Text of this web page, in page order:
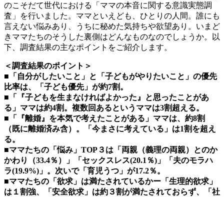
のこそだて世代における「ママの本音に関する意識実態調
査」を行いました。ママといえども、ひとりの人間。誰にも
言えない悩みあり、うちに秘めた気持ちや欲望あり。いまど
きママたちのそうした裏側はどんなものなのでしょうか。以
下、調査結果の主なポイントをご紹介します。
＜調査結果のポイント＞
■「自分がしたいこと」と「子どもがやりたいこと」の優先
比率は、「子ども優先」が約7割。
■「『子どもを生まなければよかった』と思ったことがあ
る」ママは約4割。複数回あるというママは3割超える。
■「『離婚』を本気で考えたことがある」ママは、約8割
（既に離婚済み含）。「今まさに考えている」は1割を超え
る。
■ママたちの「悩み」TOP３は「両親（義理の両親）とのか
かわり（33.4％）」「セックスレス(20.1％)」「夫のモラハ
ラ(19.9%)」。次いで「育児うつ」が17.2％。
■ママたちの「欲求」は満たされているかー「生理的欲求」
は１割強、「安全欲求」は約３割が満たされておらず、「社